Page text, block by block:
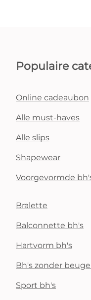
Populaire
Online cadeaubon
Alle must-haves
Alle slips
Shapewear
Voorgevormde
Bralette
Balconnette bh's
Hartvorm bh's
Bh's zonder
Sport bh's